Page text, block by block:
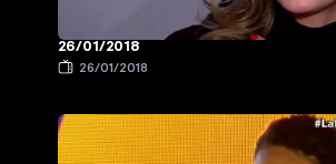
26/01/2018
26/01/2018